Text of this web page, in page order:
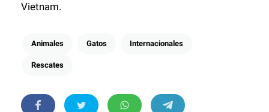
Vietnam.
Animales Gatos Internacionales
Rescates